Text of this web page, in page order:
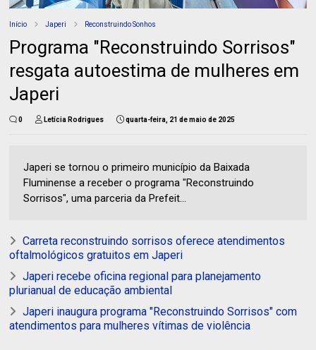
Início Japeri Reconstruindo Sonhos
Programa "Reconstruindo Sorrisos"
resgata autoestima de mulheres em
Japeri
0 Letícia Rodrigues quarta-feira, 21 de maio de 2025
Japeri se tornou o primeiro município da Baixada
Fluminense a receber o programa "Reconstruindo
Sorrisos", uma parceria da Prefeit...
Carreta reconstruindo sorrisos oferece atendimentos
oftalmológicos gratuitos em Japeri
Japeri recebe oficina regional para planejamento
plurianual de educação ambiental
Japeri inaugura programa "Reconstruindo Sorrisos" com
atendimentos para mulheres vítimas de violência